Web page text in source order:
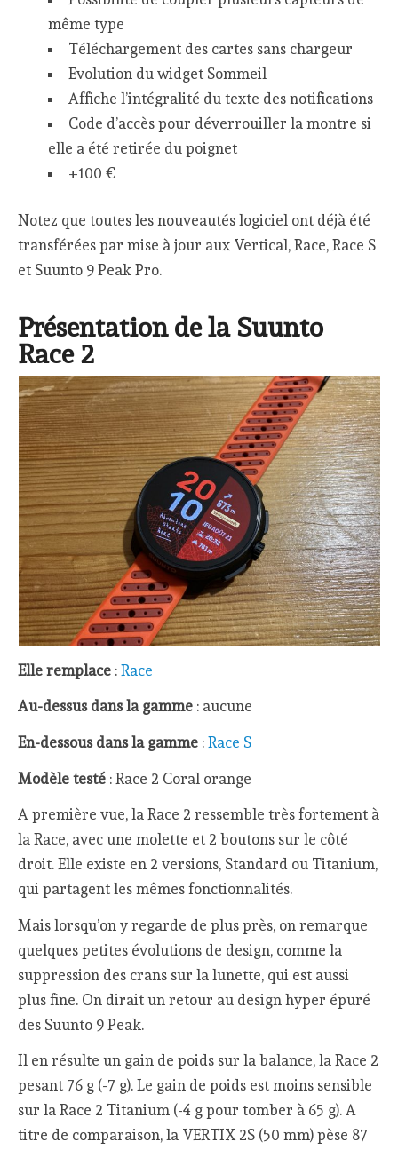
même type
Téléchargement des cartes sans chargeur
Evolution du widget Sommeil
Affiche l’intégralité du texte des notifications
Code d’accès pour déverrouiller la montre si
elle a été retirée du poignet
+100 €
Notez que toutes les nouveautés logiciel ont déjà été
transférées par mise à jour aux Vertical, Race, Race S
et Suunto 9 Peak Pro.
Présentation de la Suunto
Race 2
Elle remplace :Race
Au-dessus dans la gamme : aucune
En-dessous dans la gamme :Race S
Modèle testé : Race 2 Coral orange
A première vue, la Race 2 ressemble très fortement à
la Race, avec une molette et 2 boutons sur le côté
droit. Elle existe en 2 versions, Standard ou Titanium,
qui partagent les mêmes fonctionnalités.
Mais lorsqu’on y regarde de plus près, on remarque
quelques petites évolutions de design, comme la
suppression des crans sur la lunette, qui est aussi
plus fine. On dirait un retour au design hyper épuré
des Suunto 9 Peak.
Il en résulte un gain de poids sur la balance, la Race 2
pesant 76 g (-7 g). Le gain de poids est moins sensible
sur la Race 2 Titanium (-4 g pour tomber à 65 g). A
titre de comparaison, la VERTIX 2S (50 mm) pèse 87